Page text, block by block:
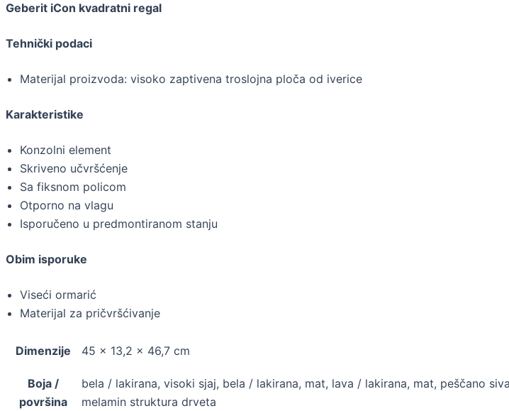
Geberit iCon kvadratni regal
Tehnički podaci
Materijal proizvoda: visoko zaptivena troslojna ploča od iverice
Karakteristike
Konzolni element
Skriveno učvršćenje
Sa fiksnom policom
Otporno na vlagu
Isporučeno u predmontiranom stanju
Obim isporuke
Viseći ormarić
Materijal za pričvršćivanje
Dimenzije 45 × 13,2 × 46,7 cm
Boja /
površina
bela / lakirana, visoki sjaj, bela / lakirana, mat, lava / lakirana, mat, peščano
melamin struktura drveta